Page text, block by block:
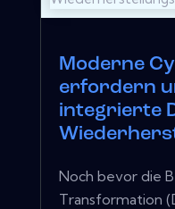
Moderne
erfordern
integrierte
Noch bevor die
Transformation